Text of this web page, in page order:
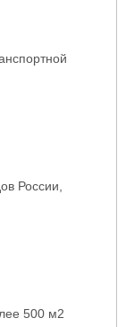
минимум 2 часа
развития
типе снега.
трение и
и увеличивает
России,
500 м2